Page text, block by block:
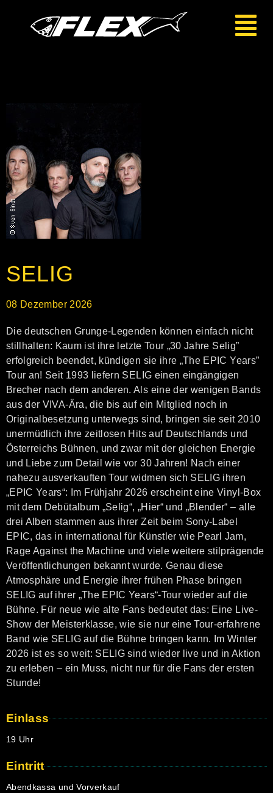
SELIG
08 Dezember 2026
Die deutschen Grunge-Legenden können einfach nicht
stillhalten: Kaum ist ihre letzte Tour „30 Jahre Selig”
erfolgreich beendet, kündigen sie ihre „The EPIC Years”
Tour an! Seit 1993 liefern SELIG einen eingängigen
Brecher nach dem anderen. Als eine der wenigen Bands
aus der VIVA-Ära, die bis auf ein Mitglied noch in
Originalbesetzung unterwegs sind, bringen sie seit 2010
unermüdlich ihre zeitlosen Hits auf Deutschlands und
Österreichs Bühnen, und zwar mit der gleichen Energie
und Liebe zum Detail wie vor 30 Jahren! Nach einer
nahezu ausverkauften Tour widmen sich SELIG ihren
„EPIC Years“: Im Frühjahr 2026 erscheint eine Vinyl-Box
mit dem Debütalbum „Selig“, „Hier“ und „Blender“ – alle
drei Alben stammen aus ihrer Zeit beim Sony-Label
EPIC, das in international für Künstler wie Pearl Jam,
Rage Against the Machine und viele weitere stilprägende
Veröffentlichungen bekannt wurde. Genau diese
Atmosphäre und Energie ihrer frühen Phase bringen
SELIG auf ihrer „The EPIC Years“-Tour wieder auf die
Bühne. Für neue wie alte Fans bedeutet das: Eine Live-
Show der Meisterklasse, wie sie nur eine Tour-erfahrene
Band wie SELIG auf die Bühne bringen kann. Im Winter
2026 ist es so weit: SELIG sind wieder live und in Aktion
zu erleben – ein Muss, nicht nur für die Fans der ersten
Stunde!
Einlass
19 Uhr
Eintritt
Abendkassa und Vorverkauf